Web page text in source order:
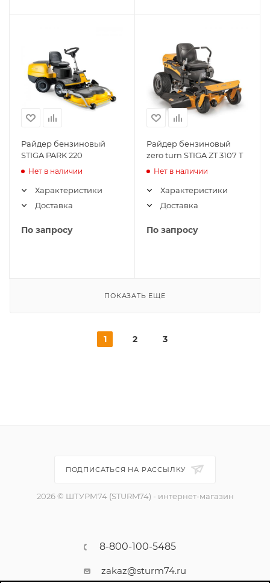
Райдер бензиновый
STIGA PARK 220
Нет в наличии
Характеристики
Доставка
По запросу
Райдер бензиновый
zero turn STIGA ZT 3107 T
Нет в наличии
Характеристики
Доставка
По запросу
ПОКАЗАТЬ ЕЩЕ
1 2 3
ПОДПИСАТЬСЯ НА РАССЫЛКУ
2026 © ШТУРМ74 (STURM74) - интернет-магазин
8-800-100-5485
zakaz@sturm74.ru